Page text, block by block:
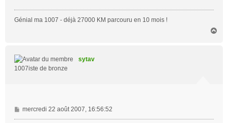
e
Génial ma 1007 - déjà 27000 KM parcouru en 10 mois !
sytav
1007iste de bronze
M
e
mercredi 22 août 2007, 16:56:52